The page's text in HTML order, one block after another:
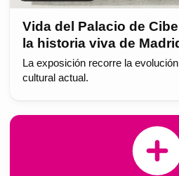
Vida del Palacio de
la historia viva de
La exposición recorre la
cultural actual.